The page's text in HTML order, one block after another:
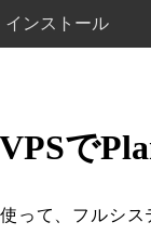
インストール
で
って、フルシ